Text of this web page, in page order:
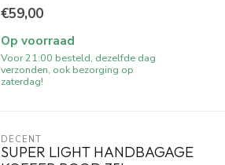
€59,00
Op voorraad
Voor 21:00 besteld, dezelfde dag
verzonden, ook bezorging op
zaterdag!
DECENT
SUPER LIGHT HANDBAGAGE